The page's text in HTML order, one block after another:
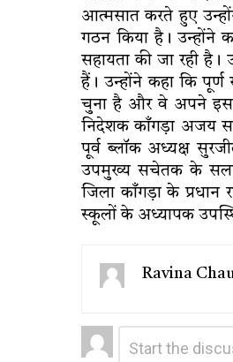
आत्मसात करते हुए
गठन किया है। उन्होंने
सहायता की जा रही
हैं। उन्होंने कहा कि
चुना है और वे अपने इस
निदेशक काँगड़ा अजय
पूर्व ब्लॉक अध्यक्ष
उपमुख्य सचेतक के
जिला काँगड़ा के प्रधान
स्कूलों के अध्यापक
Ravina
Leave
a